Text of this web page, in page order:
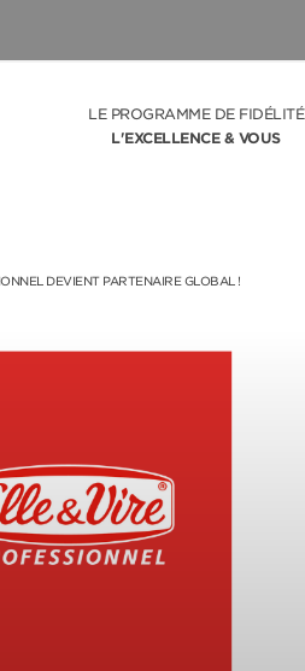
LE PROGRAMME DE FIDÉLITÉ
L'EXCELLENCE & VOUS
DEVIENT PARTENAIRE GLOBAL !